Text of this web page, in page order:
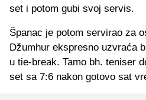
set i potom gubi svoj servis.
Španac je potom servirao za
Džumhur ekspresno uzvraća
u tie-break. Tamo bh. teniser
set sa 7:6 nakon gotovo sat